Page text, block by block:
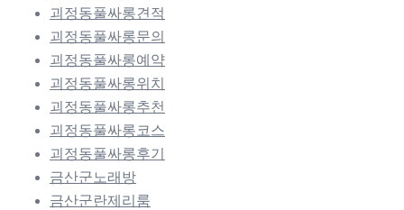
괴정동풀싸롱견적
괴정동풀싸롱문의
괴정동풀싸롱예약
괴정동풀싸롱위치
괴정동풀싸롱추천
괴정동풀싸롱코스
괴정동풀싸롱후기
금산군노래방
금산군란제리룸